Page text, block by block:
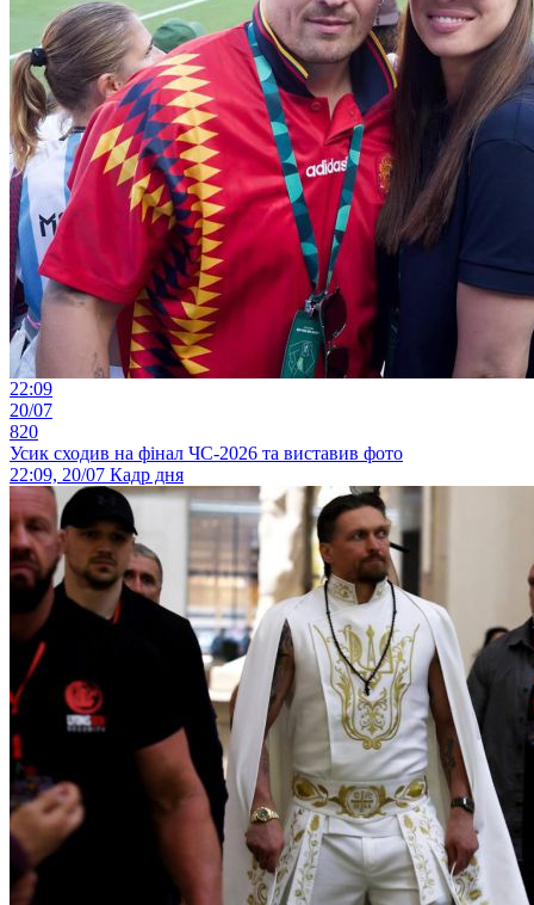
22:09
20/07
820
Усик сходив на фінал ЧС-2026 та виставив фото
22:09, 20/07 Кадр дня